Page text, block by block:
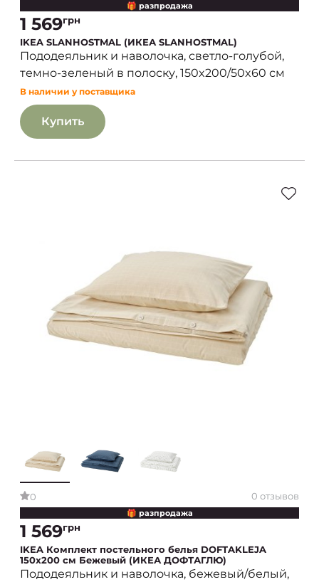
🎁 разпродажа
1 569грн
IKEA SLANHOSTMAL (ИКЕА SLANHOSTMAL)
Пододеяльник и наволочка, светло-голубой,
темно-зеленый в полоску, 150x200/50x60 см
В наличии у поставщика
Купить
0 0 отзывов
🎁 разпродажа
1 569грн
IKEA Комплект постельного белья DOFTAKLEJA
150x200 см Бежевый (ИКЕА ДОФТАГЛЮ)
Пододеяльник и наволочка, бежевый/белый,